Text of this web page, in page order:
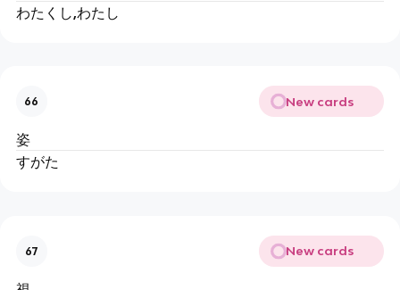
わたくし,わたし
66 New cards
姿
すがた
67 New cards